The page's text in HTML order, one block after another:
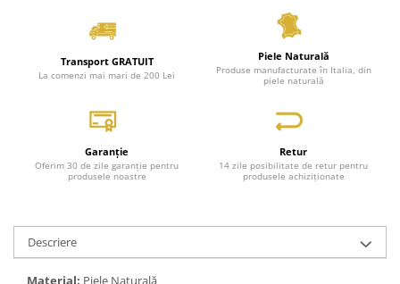
Transport GRATUIT
La comenzi mai mari de 200 Lei
Piele Naturală
Produse manufacturate în Italia, din
piele naturală
Garanție
Oferim 30 de zile garanție pentru
produsele noastre
Retur
14 zile posibilitate de retur pentru
produsele achiziționate
Descriere
Material: Piele Naturală